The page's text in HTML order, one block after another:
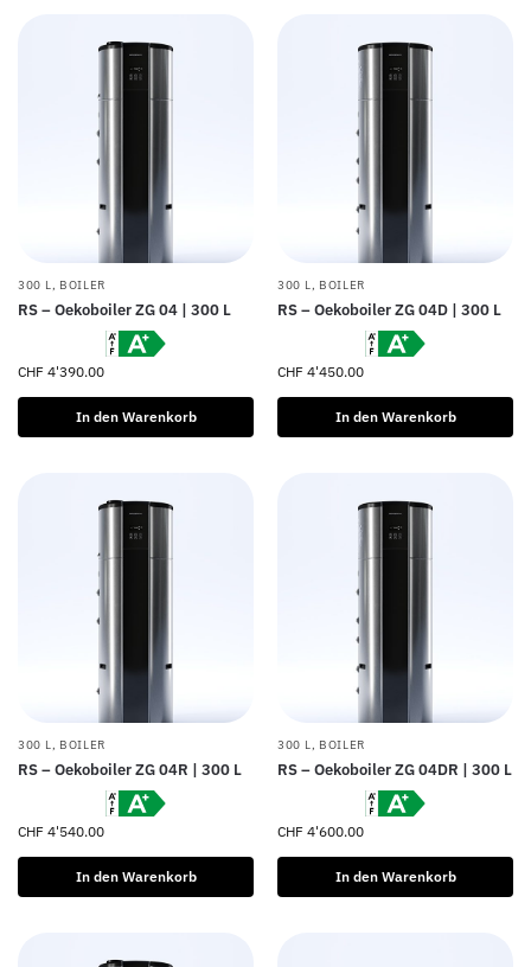
300 L, BOILER
RS – Oekoboiler ZG 04 | 300 L
CHF 4'390.00
In den Warenkorb
300 L, BOILER
RS – Oekoboiler ZG 04D | 300 L
CHF 4'450.00
In den Warenkorb
300 L, BOILER
RS – Oekoboiler ZG 04R | 300 L
CHF 4'540.00
In den Warenkorb
300 L, BOILER
RS – Oekoboiler ZG 04DR | 300 L
CHF 4'600.00
In den Warenkorb